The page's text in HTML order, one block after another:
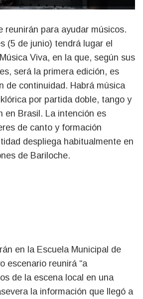
(5 de junio) tendrá lugar el
Viva, en la que, según sus
será la primera edición, es
de continuidad. Habrá música
por partida doble, tango y
en Brasil. La intención es
de canto y formación
despliega habitualmente en
de Bariloche.
en la Escuela Municipal de
escenario reunirá “a
de la escena local en una
la información que llegó a